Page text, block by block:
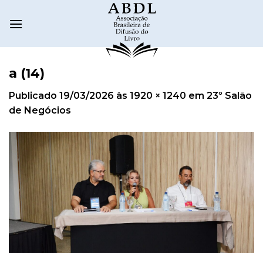
a (14)
Publicado 19/03/2026 às 1920 × 1240 em 23º Salão
de Negócios